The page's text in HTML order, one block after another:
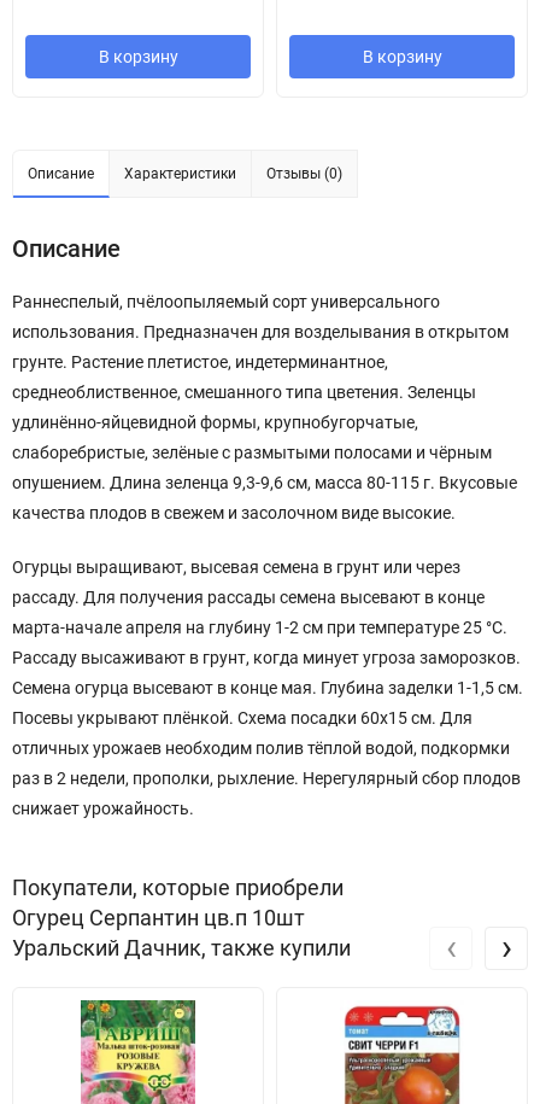
В корзину В корзину
Описание Характеристики Отзывы (0)
Описание
Раннеспелый, пчёлоопыляемый сорт универсального
использования. Предназначен для возделывания в открытом
грунте. Растение плетистое, индетерминантное,
среднеоблиственное, смешанного типа цветения. Зеленцы
удлинённо-яйцевидной формы, крупнобугорчатые,
слаборебристые, зелёные с размытыми полосами и чёрным
опушением. Длина зеленца 9,3-9,6 см, масса 80-115 г. Вкусовые
качества плодов в свежем и засолочном виде высокие.
Огурцы выращивают, высевая семена в грунт или через
рассаду. Для получения рассады семена высевают в конце
марта-начале апреля на глубину 1-2 см при температуре 25 °C.
Рассаду высаживают в грунт, когда минует угроза заморозков.
Семена огурца высевают в конце мая. Глубина заделки 1-1,5 см.
Посевы укрывают плёнкой. Схема посадки 60х15 см. Для
отличных урожаев необходим полив тёплой водой, подкормки
раз в 2 недели, прополки, рыхление. Нерегулярный сбор плодов
снижает урожайность.
Покупатели, которые приобрели
Огурец Серпантин цв.п 10шт
Уральский Дачник, также купили
‹ ›